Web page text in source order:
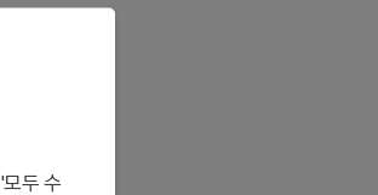
두 수